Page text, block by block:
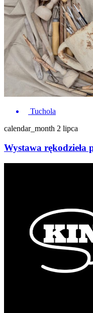
Tuchola
calendar_month 2 lipca
Wystawa